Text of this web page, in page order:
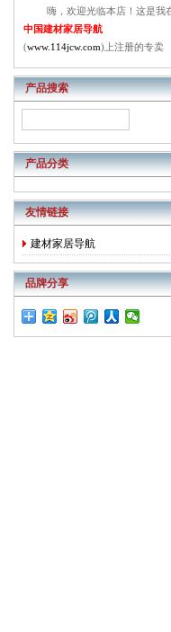
中国建材家居导航
(www.114jcw.com)上注册的专卖
店，很不错，可以发布许多产品，
访问量也很大，你也来开一个吧...
产品搜索
产品分类
友情链接
建材家居导航
品牌分享